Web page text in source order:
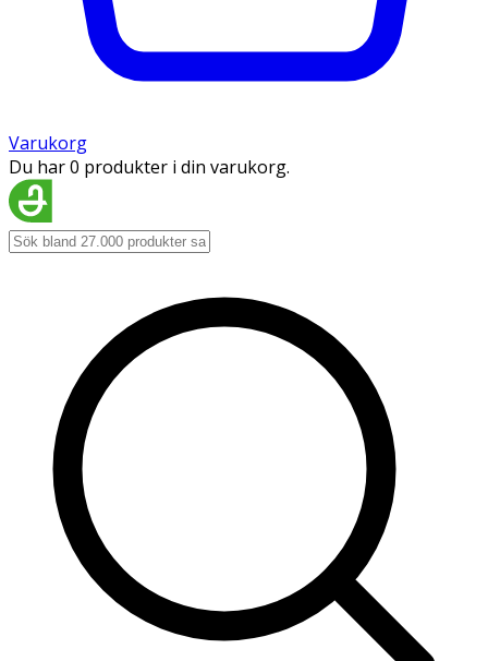
Varukorg
Du har 0 produkter i din varukorg.